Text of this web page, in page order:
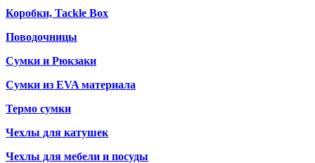
Коробки, Tackle Box
Поводочницы
Сумки и Рюкзаки
Сумки из EVA материала
Термо сумки
Чехлы для катушек
Чехлы для мебели и посуды